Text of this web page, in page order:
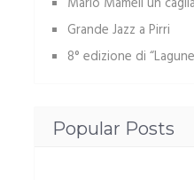
Grande Jazz a Pirri
8° edizione di
Popular Posts